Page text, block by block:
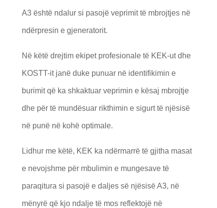
A3 është ndalur si pasojë veprimit të mbrojtjes në
ndërpresin e gjeneratorit.
Në këtë drejtim ekipet profesionale të KEK-ut dhe
KOSTT-it janë duke punuar në identifikimin e
burimit që ka shkaktuar veprimin e kësaj mbrojtje
dhe për të mundësuar rikthimin e sigurt të njësisë
në punë në kohë optimale.
Lidhur me këtë, KEK ka ndërmarrë të gjitha masat
e nevojshme për mbulimin e mungesave të
paraqitura si pasojë e daljes së njësisë A3, në
mënyrë që kjo ndalje të mos reflektojë në